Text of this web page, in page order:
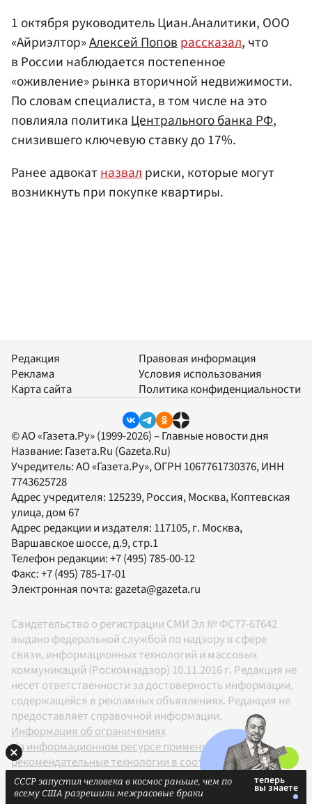
1 октября руководитель Циан.Аналитики, ООО
«Айриэлтор»Алексей Поповрассказал, что
в России наблюдается постепенное
«оживление» рынка вторичной недвижимости.
По словам специалиста, в том числе на это
повлияла политикаЦентрального банка РФ,
снизившего ключевую ставку до 17%.
Ранее адвокатназвалриски, которые могут
возникнуть при покупке квартиры.
Редакция
Реклама
Карта сайта
Правовая информация
Условия использования
Политика конфиденциальности
© АО «Газета.Ру» (1999-2026) – Главные новости дня
Название: Газета.Ru (Gazeta.Ru)
Учредитель:АО «Газета.Ру», ОГРН 1067761730376, ИНН
7743625728
Адрес учредителя: 125239, Россия, Москва, Коптевская
улица, дом 67
Адрес редакции и издателя: 117105, г. Москва,
Варшавское шоссе, д.9, стр.1
Телефон редакции:+7 (495) 785-00-12
Факс:+7 (495) 785-17-01
Электронная почта: gazeta@gazeta.ru
Свидетельство о регистрации СМИ Эл № ФС77-67642
выдано федеральной службой по надзору в сфере
связи, информационных технологий и массовых
коммуникаций (Роскомнадзор) 10.11.2016 г. Редакция не
несет ответственности за достоверность информации,
содержащейся в рекламных объявлениях. Редакция не
предоставляет справочной информации.
Информация об ограничениях
На информационном ресурсе применяются
рекомендательные технологии в соответствии с
Правилами
18+
СССР запустил человека в космос раньше, чем по
всему США разрешили межрасовые браки